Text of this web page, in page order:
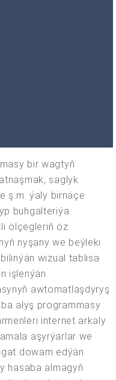
bir wagtyň
saglyk
ş.m. ýaly birnäçe
buhgalteriýa
ölçegleriň öz
nyşany we beýleki
wizual tablisa
işlenýän
awtomatlaşdyryş
alyş programmasy
internet arkaly
aşyrýarlar we
dowam edýän
hasaba almagyň